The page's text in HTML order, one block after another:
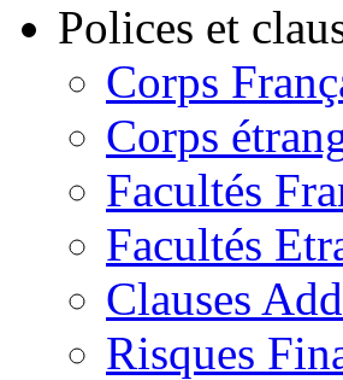
Polices et
Corps
Corps
Facultés
Facultés
Clauses
Risques